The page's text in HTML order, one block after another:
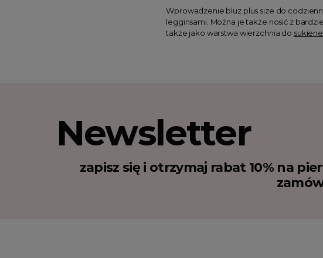
Wprowadzenie bluz plus size do
legginsami. Można je także nosić z
także jako warstwa wierzchnia do
Newsletter
zapisz się i otrzymaj rabat 10% na